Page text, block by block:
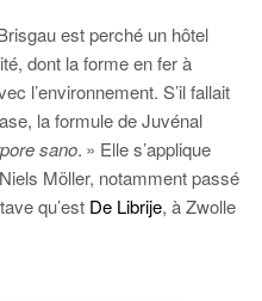
est perché un hôtel
dont la forme en fer à
l’environnement. S’il fallait
la formule de Juvénal
sano. » Elle s’applique
Möller, notamment passé
qu’est De Librije, à Zwolle